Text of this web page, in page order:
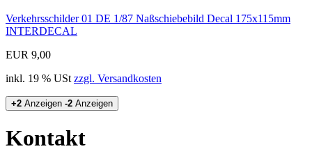
Verkehrsschilder 01 DE 1/87 Naßschiebebild Decal 175x115mm
INTERDECAL
EUR 9,00
inkl. 19 % USt zzgl. Versandkosten
+2 Anzeigen -2 Anzeigen
Kontakt